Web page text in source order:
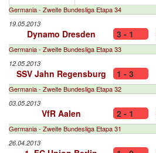
Germania - Zweite Bundesliga Etapa 34
19.05.2013
Dynamo Dresden 3 - 1
Germania - Zweite Bundesliga Etapa 33
12.05.2013
SSV Jahn Regensburg 1 - 3
Germania - Zweite Bundesliga Etapa 32
03.05.2013
VfR Aalen 2 - 1
Germania - Zweite Bundesliga Etapa 31
26.04.2013